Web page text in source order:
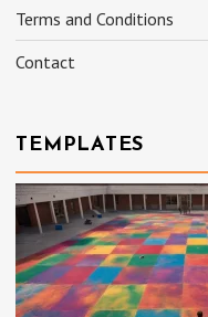
Terms and Conditions
Contact
TEMPLATES